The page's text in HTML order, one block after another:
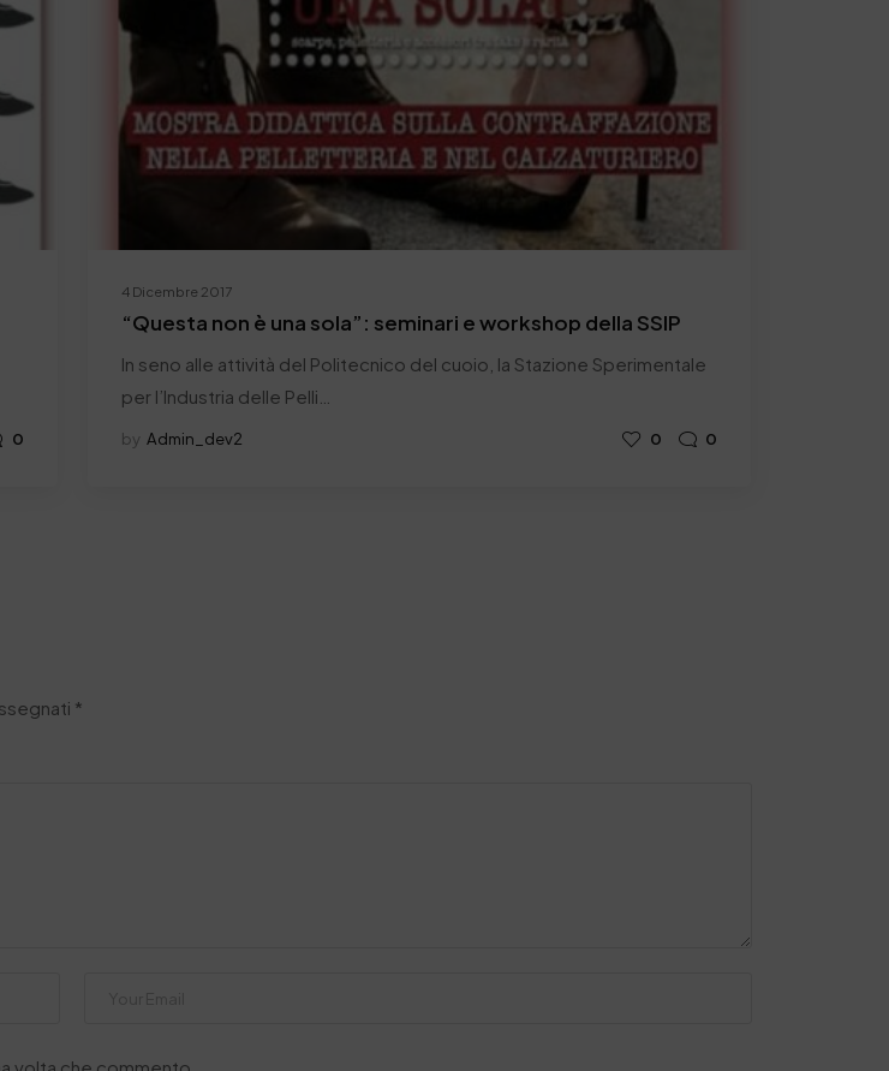
0
4 Dicembre 2017
“Questa non è una sola”: seminari e workshop della SSIP
In seno alle attività del Politecnico del cuoio, la Stazione Sperimentale
per l’Industria delle Pelli…
by Admin_dev2 0 0
*